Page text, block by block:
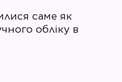
саме як
обліку в